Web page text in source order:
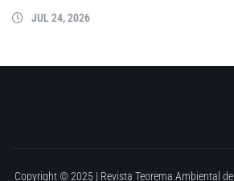
JUL 24, 2026
Copyright © 2025 | Revista Teorema Ambiental de